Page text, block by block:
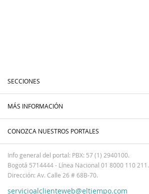
SECCIONES
MÁS INFORMACIÓN
CONOZCA NUESTROS PORTALES
Info general del portal: PBX: 57 (1) 2940100.
Bogotá 5714444 - Línea Nacional 01 8000 110 211.
Dirección: Av. Calle 26 # 68B-70.
servicioalclienteweb@eltiempo.com